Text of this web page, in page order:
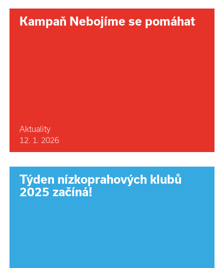
Kampaň Nebojíme se pomáhat
Aktuality
12. 1. 2026
Týden nízkoprahových klubů
2025 začíná!